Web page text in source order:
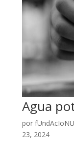
Agua
por
23, 2024